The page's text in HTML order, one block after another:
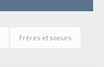
Frères et soeurs